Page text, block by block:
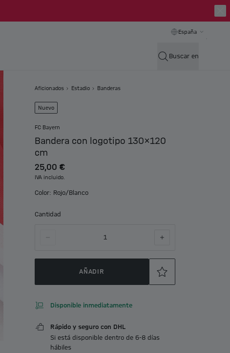
España
Buscar en
Aficionados Estadio Banderas
Nuevo
FC Bayern
Bandera con logotipo 130x120
cm
25,00 €
IVA incluido.
Color: Rojo/Blanco
Cantidad
1
AÑADIR
Disponible inmediatamente
Rápido y seguro con DHL
Si está disponible dentro de 6-8 días
hábiles